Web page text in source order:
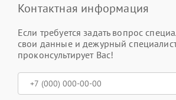
Контактная информация
Если требуется задать вопрос
свои данные и дежурный
проконсультирует Вас!